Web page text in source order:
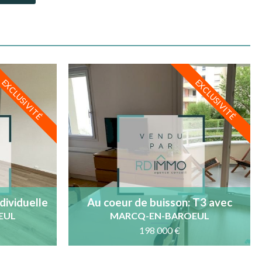
EXCLUSIVITÉ EXCLUSIVITÉ
Au coeur de buisson: T3 avec
terrasse, cave et parking
MARCQ-EN-BAROEUL
198 000 €